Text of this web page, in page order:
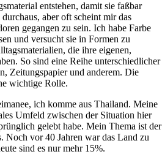
entstehen, damit sie faßbar
aber oft scheint mir das
gegangen zu sein. Ich habe Farbe
und versucht sie in Formen zu
die ihre eigenen,
So sind eine Reihe unterschiedlicher
Zeitungspapier und anderem. Die
wichtige Rolle.
ich komme aus Thailand. Meine
Umfeld zwischen der Situation hier
gelebt habe. Mein Thema ist der
Noch vor 40 Jahren war das Land zu
sind es nur mehr 15%.